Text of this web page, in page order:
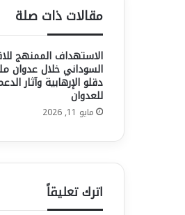
مقالات ذات صلة
الاستهداف الممنهج
السوداني خلال عدوان
دقلو الإرهابية وآثار
للعدوان
مايو 11, 2026
اترك تعليقاً